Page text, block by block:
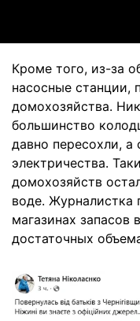
Кроме того, из-за
насосные станции,
домохозяйства.
большинство
давно пересохли,
электричества.
домохозяйств
воде. Журналистка
магазинах запасов
достаточных